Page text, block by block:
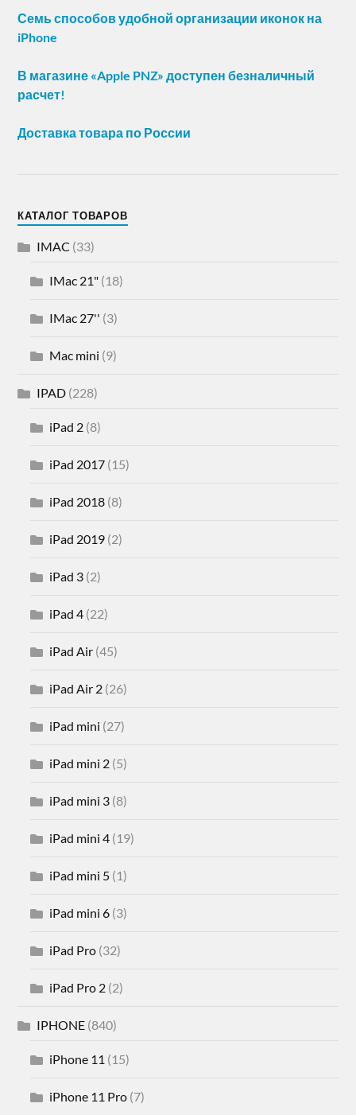
Семь способов удобной организации иконок на
iPhone
В магазине «Apple PNZ» доступен безналичный
расчет!
Доставка товара по России
КАТАЛОГ ТОВАРОВ
IMAC (33)
IMac 21" (18)
IMac 27'' (3)
Mac mini (9)
IPAD (228)
iPad 2 (8)
iPad 2017 (15)
iPad 2018 (8)
iPad 2019 (2)
iPad 3 (2)
iPad 4 (22)
iPad Air (45)
iPad Air 2 (26)
iPad mini (27)
iPad mini 2 (5)
iPad mini 3 (8)
iPad mini 4 (19)
iPad mini 5 (1)
iPad mini 6 (3)
iPad Pro (32)
iPad Pro 2 (2)
IPHONE (840)
iPhone 11 (15)
iPhone 11 Pro (7)